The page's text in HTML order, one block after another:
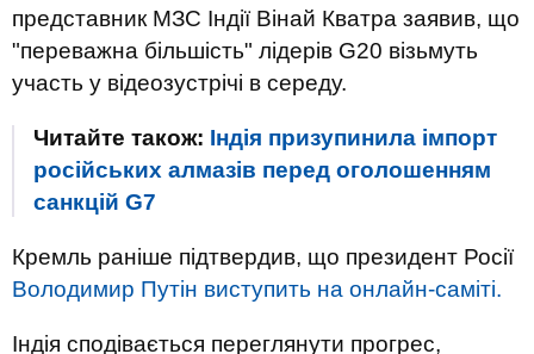
представник МЗС Індії Вінай Кватра заявив, що
"переважна більшість" лідерів G20 візьмуть
участь у відеозустрічі в середу.
Читайте також: Індія призупинила імпорт
російських алмазів перед оголошенням
санкцій G7
Кремль раніше підтвердив, що президент Росії
Володимир Путін виступить на онлайн-саміті.
Індія сподівається переглянути прогрес,